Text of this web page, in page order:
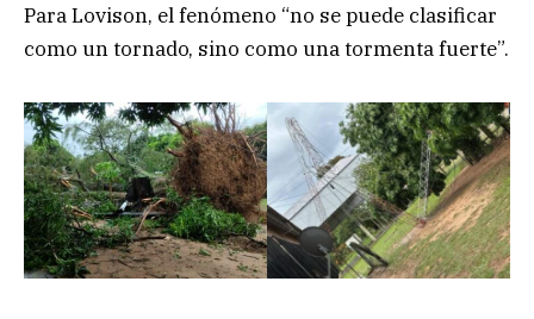
Para Lovison, el fenómeno “no se puede clasificar
como un tornado, sino como una tormenta fuerte”.